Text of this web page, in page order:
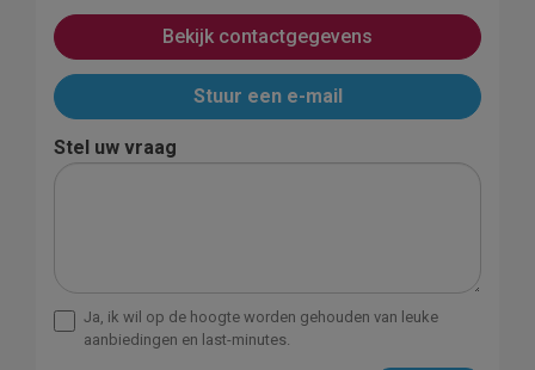
Bekijk contactgegevens
Stuur een e-mail
Stel uw vraag
Ja, ik wil op de hoogte worden gehouden van leuke
aanbiedingen en last-minutes.